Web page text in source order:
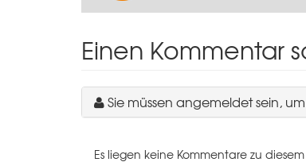
Einen Kommentar
Sie müssen angemeldet sein,
Es liegen keine Kommentare zu